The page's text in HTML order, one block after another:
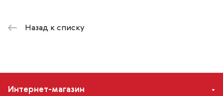
Назад к списку
Интернет-магазин